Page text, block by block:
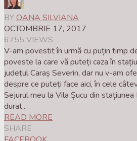
întâlni în Algarve stânci
dantelate și insule de nisip.
BYOANA SILVIANA
OCTOMBRIE 17, 2017
6755 VIEWS
V-am povestit în urmă cu puțin timp
poveste la care vă puteți caza în
județul Caraș Severin, dar nu v-am
despre ce puteți face aici, în cele
Sejurul meu la Vila Șucu din stațiunea
durat...
READ MORE
SHARE